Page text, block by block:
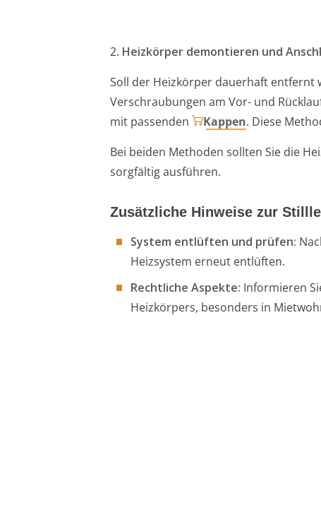
2. Heizkörper demontieren und
Soll der Heizkörper dauerhaft entfernt
Verschraubungen am Vor- und
mit passenden
Kappen. Diese
Bei beiden Methoden sollten Sie die
sorgfältig ausführen.
Zusätzliche Hinweise zur
System entlüften und prüfen:
Heizsystem erneut entlüften.
Rechtliche Aspekte: Informieren
Heizkörpers, besonders in